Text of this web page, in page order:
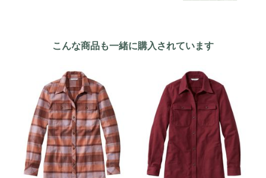
こんな商品も一緒に購入されています